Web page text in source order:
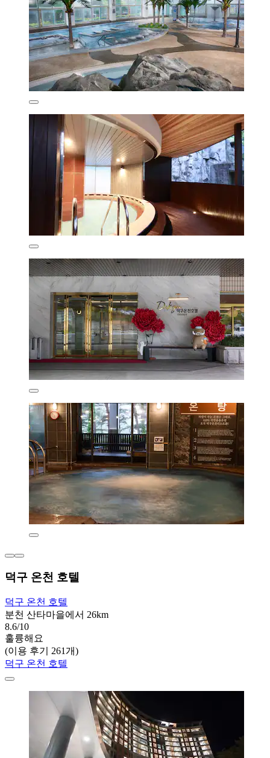
덕구 온천 호텔
덕구 온천 호텔
분천 산타마을에서 26km
8.6/10
훌륭해요
(이용 후기 261개)
덕구 온천 호텔